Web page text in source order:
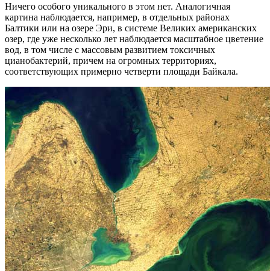
Ничего особого уникального в этом нет. Аналогичная
картина наблюдается, например, в отдельных районах
Балтики или на озере Эри, в системе Великих американских
озер, где уже несколько лет наблюдается масштабное цветение
вод, в том числе с массовым развитием токсичных
цианобактерий, причем на огромных территориях,
соответствующих примерно четверти площади Байкала.